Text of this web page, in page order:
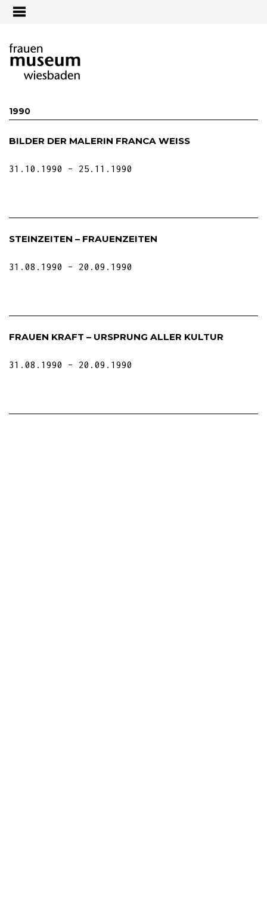
1990
BILDER DER MALERIN FRANCA WEISS
31.10.1990 25.11.1990
STEINZEITEN – FRAUENZEITEN
31.08.1990 20.09.1990
FRAUEN KRAFT – URSPRUNG ALLER KULTUR
31.08.1990 20.09.1990